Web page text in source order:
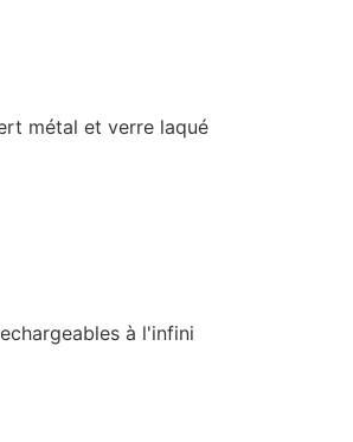
métal et verre laqué
à l'infini